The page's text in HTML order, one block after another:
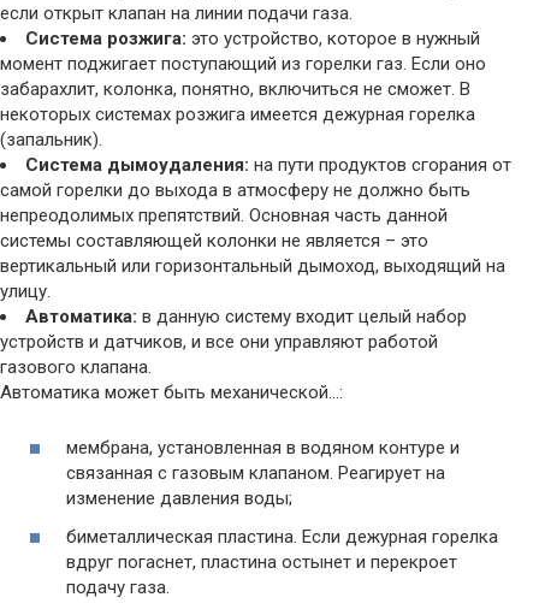
если открыт клапан на линии подачи газа.
Система розжига: это устройство, которое в нужный
момент поджигает поступающий из горелки газ. Если оно
забарахлит, колонка, понятно, включиться не сможет. В
некоторых системах розжига имеется дежурная горелка
(запальник).
Система дымоудаления: на пути продуктов сгорания от
самой горелки до выхода в атмосферу не должно быть
непреодолимых препятствий. Основная часть данной
системы составляющей колонки не является – это
вертикальный или горизонтальный дымоход, выходящий на
улицу.
Автоматика: в данную систему входит целый набор
устройств и датчиков, и все они управляют работой
газового клапана.
Автоматика может быть механической…:
мембрана, установленная в водяном контуре и
связанная с газовым клапаном. Реагирует на
изменение давления воды;
биметаллическая пластина. Если дежурная горелка
вдруг погаснет, пластина остынет и перекроет
подачу газа.